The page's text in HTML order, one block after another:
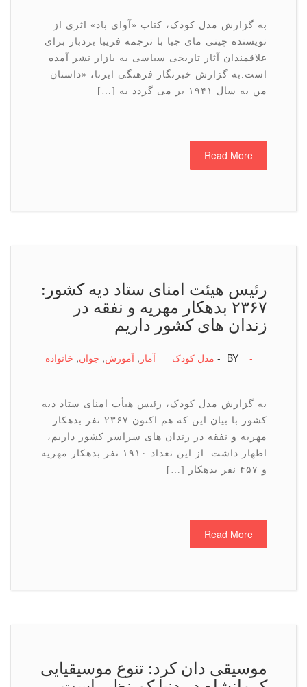
به گزارش مدل کودک، کتاب «آوای باد» اثری از
نویسنده چینی مای جیا با ترجمه فریبا بردبار برای
علاقمندان آثار تاریخی سیاسی به بازار نشر آمده
است.به گزارش خبرنگار فرهنگی ایرنا، «داستان
من به سال ۱۹۴۱ بر می گردد به […]
Read More
رئیس هیئت امنای ستاد دیه كشور:
۲۳۶۷ بدهکار مهریه و نفقه در
زندان های کشور داریم
BY - مدل کودک آمار ,آموزش, جوان, خانواده -
به گزارش مدل کودک، رئیس هیأت امنای ستاد دیه
کشور با بیان این که هم اکنون ۲۳۶۷ نفر بدهکار
مهریه و نفقه در زندان های سراسر کشور داریم،
اظهار داشت: از این تعداد ۱۹۱۰ نفر بدهکار مهریه
و ۴۵۷ نفر بدهکار […]
Read More
موسیقی دان كرد: تنوع موسیقیایی